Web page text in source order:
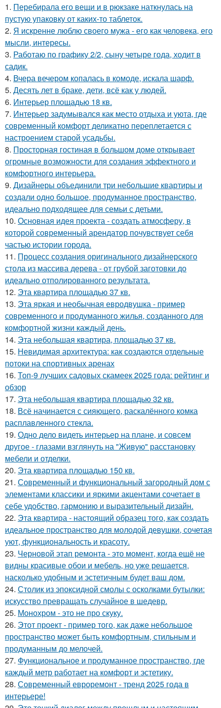
1. Перебирала его вещи и в рюкзаке наткнулась на
пустую упаковку от каких-то таблеток.
2. Я искренне люблю своего мужа - его как человека, его
мысли, интересы.
3. Работаю по графику 2/2, сыну четыре года, ходит в
садик.
4. Вчера вечером копалась в комоде, искала шарф.
5. Десять лет в браке, дети, всё как у людей.
6. Интерьер площадью 18 кв.
7. Интерьер задумывался как место отдыха и уюта, где
современный комфорт деликатно переплетается с
настроением старой усадьбы.
8. Просторная гостиная в большом доме открывает
огромные возможности для создания эффектного и
комфортного интерьера.
9. Дизайнеры объединили три небольшие квартиры и
создали одно большое, продуманное пространство,
идеально подходящее для семьи с детьми.
10. Основная идея проекта - создать атмосферу, в
которой современный арендатор почувствует себя
частью истории города.
11. Процесс создания оригинального дизайнерского
стола из массива дерева - от грубой заготовки до
идеально отполированного результата.
12. Эта квартира площадью 37 кв.
13. Эта яркая и необычная евродвушка - пример
современного и продуманного жилья, созданного для
комфортной жизни каждый день.
14. Эта небольшая квартира, площадью 37 кв.
15. Невидимая архитектура: как создаются отдельные
потоки на спортивных аренах
16. Топ-9 лучших садовых скамеек 2025 года: рейтинг и
обзор
17. Эта небольшая квартира площадью 32 кв.
18. Всё начинается с сияющего, раскалённого комка
расплавленного стекла.
19. Одно дело видеть интерьер на плане, и совсем
другое - глазами взглянуть на "Живую" расстановку
мебели и отделки.
20. Эта квартира площадью 150 кв.
21. Современный и функциональный загородный дом с
элементами классики и яркими акцентами сочетает в
себе удобство, гармонию и выразительный дизайн.
22. Эта квартира - настоящий образец того, как создать
идеальное пространство для молодой девушки, сочетая
уют, функциональность и красоту.
23. Черновой этап ремонта - это момент, когда ещё не
видны красивые обои и мебель, но уже решается,
насколько удобным и эстетичным будет ваш дом.
24. Столик из эпоксидной смолы с осколками бутылки:
искусство превращать случайное в шедевр.
25. Монохром - это не про скуку.
26. Этот проект - пример того, как даже небольшое
пространство может быть комфортным, стильным и
продуманным до мелочей.
27. Функциональное и продуманное пространство, где
каждый метр работает на комфорт и эстетику.
28. Современный евроремонт - тренд 2025 года в
интерьере!